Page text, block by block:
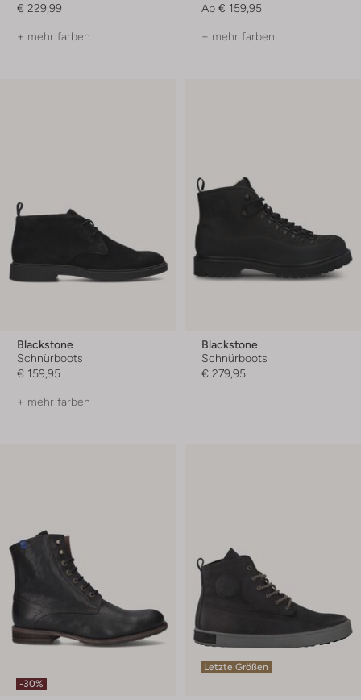
€ 229,99
+ mehr farben
Ab € 159,95
+ mehr farben
Blackstone
Schnürboots
€ 159,95
+ mehr farben
Blackstone
Schnürboots
€ 279,95
-30%
Letzte Größen